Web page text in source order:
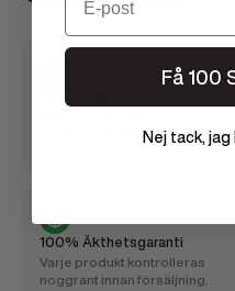
levereras inom 48 timmar.
100% Äkthetsgaranti
Varje produkt kontrolleras
noggrant innan försäljning.
Få 100
Nej tack,